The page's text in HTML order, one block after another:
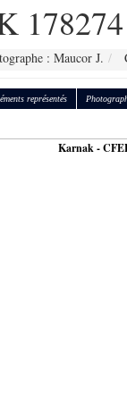
178274
: Maucor J.
représentés